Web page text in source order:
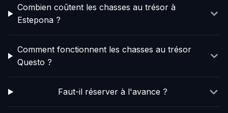
Combien coûtent les chasses au trésor à
Estepona ?
Comment fonctionnent les chasses au trésor
Questo ?
Faut-il réserver à l'avance ?